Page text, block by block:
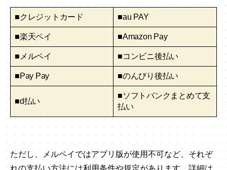
■クレジットカード ■au PAY
■楽天ペイ ■Amazon Pay
■メルペイ ■コンビニ後払い
■Pay Pay ■のんびり後払い
■d払い
■ソフトバンクまとめて支
払い
ただし、メルペイではアプリ版が使用不可など、それぞ